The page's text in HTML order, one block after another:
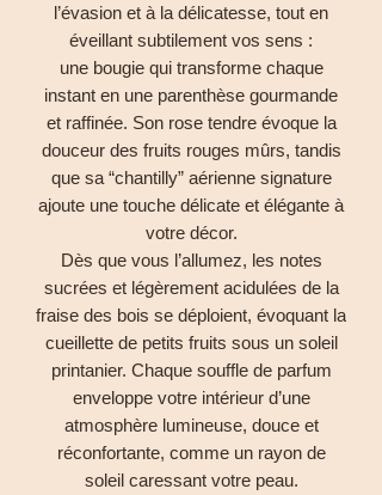
l’évasion et à la délicatesse, tout en
éveillant subtilement vos sens :
une bougie qui transforme chaque
instant en une parenthèse gourmande
et raffinée. Son rose tendre évoque la
douceur des fruits rouges mûrs, tandis
que sa “chantilly” aérienne signature
ajoute une touche délicate et élégante à
votre décor.
Dès que vous l’allumez, les notes
sucrées et légèrement acidulées de la
fraise des bois se déploient, évoquant la
cueillette de petits fruits sous un soleil
printanier. Chaque souffle de parfum
enveloppe votre intérieur d’une
atmosphère lumineuse, douce et
réconfortante, comme un rayon de
soleil caressant votre peau.